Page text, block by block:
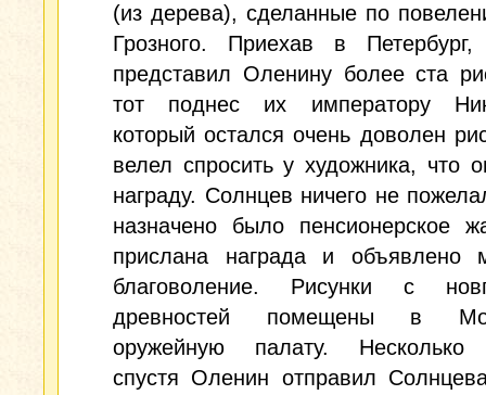
(из дерева), сделанные по
Грозного. Приехав в
представил Оленину более ста
тот поднес их императору
который остался очень доволен
велел спросить у художника, что
награду. Солнцев ничего не
назначено было пенсионерское
прислана награда и объявлено
благоволение. Рисунки с
древностей помещены в
оружейную палату. Несколько
спустя Оленин отправил